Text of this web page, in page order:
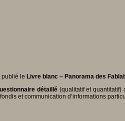
publié le Livre blanc – Panorama des
détaillé(qualitatif et quantitatif)
et communication d’informations